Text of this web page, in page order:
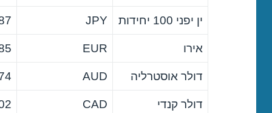
ין יפני 100 יחידות JPY
אירו EUR
דולר אוסטרליה AUD
דולר קנדי CAD